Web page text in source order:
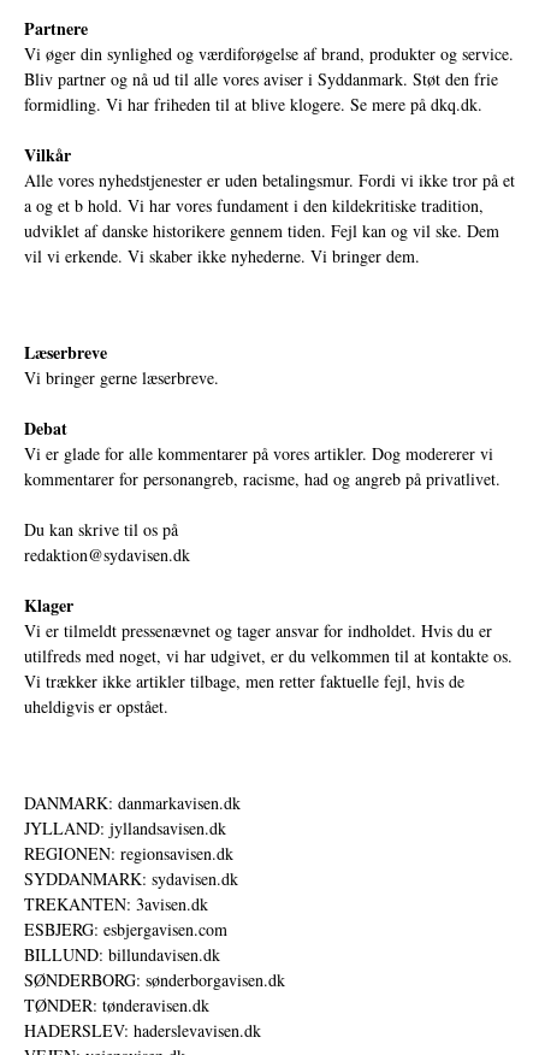
Partnere
Vi øger din synlighed og værdiforøgelse af brand, produkter og service.
Bliv partner og nå ud til alle vores aviser i Syddanmark. Støt den frie
formidling. Vi har friheden til at blive klogere. Se mere på dkq.dk.
Vilkår
Alle vores nyhedstjenester er uden betalingsmur. Fordi vi ikke tror på et
a og et b hold. Vi har vores fundament i den kildekritiske tradition,
udviklet af danske historikere gennem tiden. Fejl kan og vil ske. Dem
vil vi erkende. Vi skaber ikke nyhederne. Vi bringer dem.
Læserbreve
Vi bringer gerne læserbreve.
Debat
Vi er glade for alle kommentarer på vores artikler. Dog modererer vi
kommentarer for personangreb, racisme, had og angreb på privatlivet.
Du kan skrive til os på
redaktion@sydavisen.dk
Klager
Vi er tilmeldt pressenævnet og tager ansvar for indholdet. Hvis du er
utilfreds med noget, vi har udgivet, er du velkommen til at kontakte os.
Vi trækker ikke artikler tilbage, men retter faktuelle fejl, hvis de
uheldigvis er opstået.
DANMARK: danmarkavisen.dk
JYLLAND: jyllandsavisen.dk
REGIONEN: regionsavisen.dk
SYDDANMARK: sydavisen.dk
TREKANTEN: 3avisen.dk
ESBJERG: esbjergavisen.com
BILLUND: billundavisen.dk
SØNDERBORG: sønderborgavisen.dk
TØNDER: tønderavisen.dk
HADERSLEV: haderslevavisen.dk